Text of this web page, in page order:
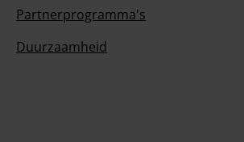
Partnerprogramma's
Duurzaamheid